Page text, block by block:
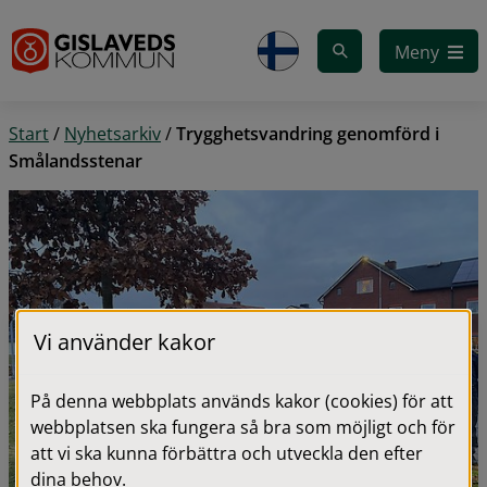
Meny
Start/ Nyhetsarkiv/Trygghetsvandring genomförd i
Smålandsstenar
Vi använder kakor
På denna webbplats används kakor (cookies) för att
webbplatsen ska fungera så bra som möjligt och för
att vi ska kunna förbättra och utveckla den efter
dina behov.